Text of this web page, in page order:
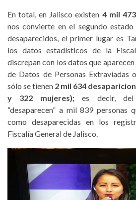
En total, en Jalisco existen 4 mil 473
nos convierte en el segundo
desaparecidos, el primer lugar es
los datos estadísticos de la
discrepan con los datos que
de Datos de Personas Extraviadas
sólo se tienen 2 mil 634
y 322 mujeres);es decir,
“desaparecen” a mil 839 personas
como desaparecidas en los
Fiscalía General de Jalisco.